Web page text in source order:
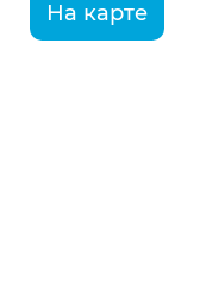
На карте